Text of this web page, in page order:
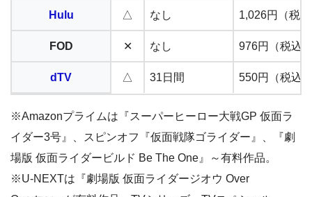
Hulu △ なし 1,026円（税
FOD ✕ なし 976円（税込
dTV △ 31日間 550円（税込
※Amazonプライムは『スーパーヒーロー大戦GP 仮面ラ
イダー3号』、スピンオフ『仮面戦隊ゴライダー』、『劇
場版 仮面ライダービルド Be The One』～有料作品。
※U-NEXTは『劇場版 仮面ライダージオウ Over